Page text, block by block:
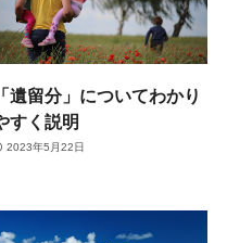
「遺留分」についてわかり
すく説明
2023年5月22日